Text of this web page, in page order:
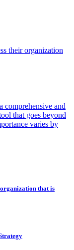
their organization
comprehensive and
that goes beyond
varies by
that is